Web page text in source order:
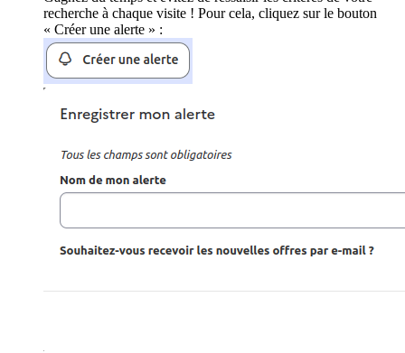
recherche à chaque visite ! Pour cela, cliquez sur le bouton
« Créer une alerte » :